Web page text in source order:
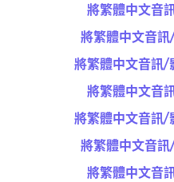
將繁體中文音
將繁體中文音
將繁體中文音訊/
將繁體中文音
將繁體中文音訊/
將繁體中文音
將繁體中文音